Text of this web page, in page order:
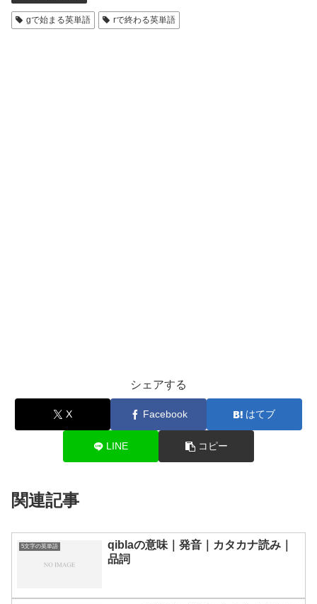
gで始まる英単語 rで終わる英単語
シェアする
X Facebook はてブ
LINE コピー
関連記事
5文字の英単語
qiblaの意味｜発音｜カタカナ読み｜
品詞